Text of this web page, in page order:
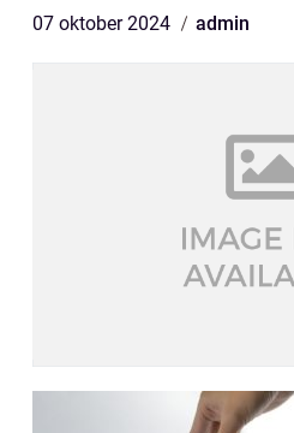
07 oktober 2024 admin